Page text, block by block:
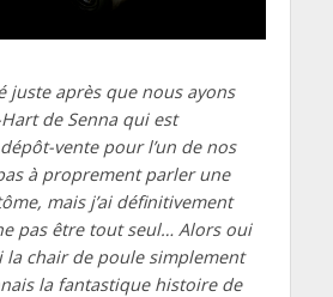
juste après que nous ayons
de Senna qui est
vente pour l’un de nos
à proprement parler une
mais j’ai définitivement
pas être tout seul… Alors oui
la chair de poule simplement
la fantastique histoire de